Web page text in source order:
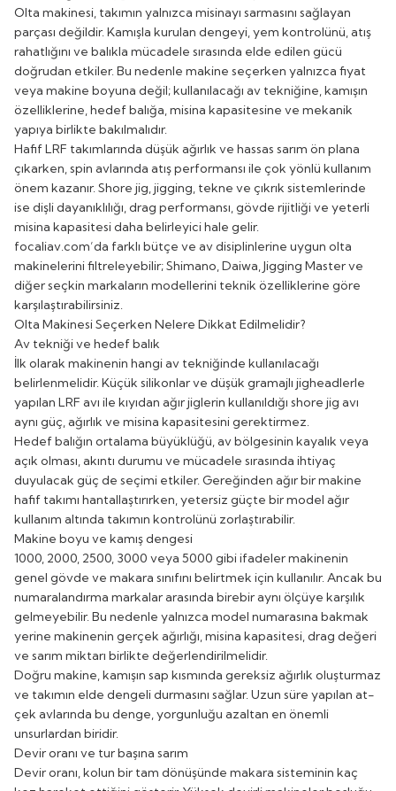
Olta makinesi, takımın yalnızca misinayı sarmasını sağlayan
parçası değildir. Kamışla kurulan dengeyi, yem kontrolünü, atış
rahatlığını ve balıkla mücadele sırasında elde edilen gücü
doğrudan etkiler. Bu nedenle makine seçerken yalnızca fiyat
veya makine boyuna değil; kullanılacağı av tekniğine, kamışın
özelliklerine, hedef balığa, misina kapasitesine ve mekanik
yapıya birlikte bakılmalıdır.
Hafif LRF takımlarında düşük ağırlık ve hassas sarım ön plana
çıkarken, spin avlarında atış performansı ile çok yönlü kullanım
önem kazanır. Shore jig, jigging, tekne ve çıkrık sistemlerinde
ise dişli dayanıklılığı, drag performansı, gövde rijitliği ve yeterli
misina kapasitesi daha belirleyici hale gelir.
focaliav.com’da farklı bütçe ve av disiplinlerine uygun olta
makinelerini filtreleyebilir; Shimano, Daiwa, Jigging Master ve
diğer seçkin markaların modellerini teknik özelliklerine göre
karşılaştırabilirsiniz.
Olta Makinesi Seçerken Nelere Dikkat Edilmelidir?
Av tekniği ve hedef balık
İlk olarak makinenin hangi av tekniğinde kullanılacağı
belirlenmelidir. Küçük silikonlar ve düşük gramajlı jigheadlerle
yapılan LRF avı ile kıyıdan ağır jiglerin kullanıldığı shore jig avı
aynı güç, ağırlık ve misina kapasitesini gerektirmez.
Hedef balığın ortalama büyüklüğü, av bölgesinin kayalık veya
açık olması, akıntı durumu ve mücadele sırasında ihtiyaç
duyulacak güç de seçimi etkiler. Gereğinden ağır bir makine
hafif takımı hantallaştırırken, yetersiz güçte bir model ağır
kullanım altında takımın kontrolünü zorlaştırabilir.
Makine boyu ve kamış dengesi
1000, 2000, 2500, 3000 veya 5000 gibi ifadeler makinenin
genel gövde ve makara sınıfını belirtmek için kullanılır. Ancak bu
numaralandırma markalar arasında birebir aynı ölçüye karşılık
gelmeyebilir. Bu nedenle yalnızca model numarasına bakmak
yerine makinenin gerçek ağırlığı, misina kapasitesi, drag değeri
ve sarım miktarı birlikte değerlendirilmelidir.
Doğru makine, kamışın sap kısmında gereksiz ağırlık oluşturmaz
ve takımın elde dengeli durmasını sağlar. Uzun süre yapılan at-
çek avlarında bu denge, yorgunluğu azaltan en önemli
unsurlardan biridir.
Devir oranı ve tur başına sarım
Devir oranı, kolun bir tam dönüşünde makara sisteminin kaç